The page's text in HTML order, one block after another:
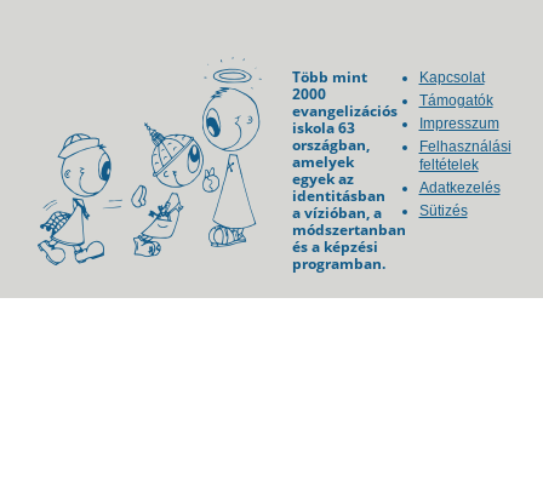
Több mint
2000
evangelizációs
iskola 63
országban,
amelyek
egyek az
identitásban
a vízióban, a
módszertanban
és a képzési
programban.
Kapcsolat
Támogatók
Impresszum
Felhasználási
feltételek
Adatkezelés
Sütizés